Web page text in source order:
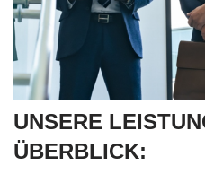
UNSERE
ÜBERBLICK: